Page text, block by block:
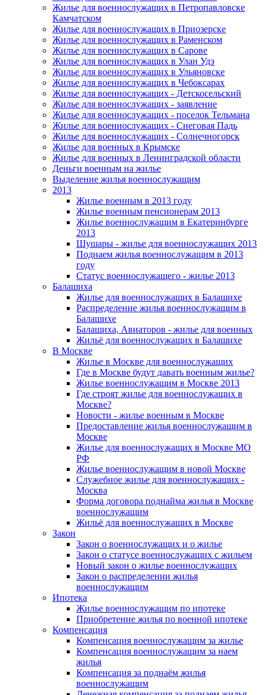
Жилье для военнослужащих в Петропавловске
Камчатском
Жилье для военнослужащих в Приозерске
Жилье для военнослужащих в Раменском
Жилье для военнослужащих в Сарове
Жилье для военнослужащих в Улан Удэ
Жилье для военнослужащих в Ульяновске
Жилье для военнослужащих в Чебоксарах
Жилье для военнослужащих - Детскосельский
Жилье для военнослужащих - заявление
Жилье для военнослужащих - поселок Тельмана
Жилье для военнослужащих - Снеговая Падь
Жилье для военнослужащих - Солнечногорск
Жилье для военных в Крымске
Жилье для военных в Ленинградской области
Деньги военным на жилье
Выделение жилья военнослужащим
2013
Жилье военным в 2013 году
Жилье военным пенсионерам 2013
Жилье военнослужащим в Екатеринбурге
2013
Шушары - жилье для военнослужащих 2013
Поднаем жилья военнослужащим в 2013
году
Статус военнослужащего - жилье 2013
Балашиха
Жилье для военнослужащих в Балашихе
Распределение жилья военнослужащим в
Балашихе
Балашиха, Авиаторов - жилье для военных
Жильё для военнослужащих в Балашихе
В Москве
Жилье в Москве для военнослужащих
Где в Москве будут давать военным жилье?
Жилье военнослужащим в Москве 2013
Где строят жилье для военнослужащих в
Москве?
Новости - жилье военным в Москве
Предоставление жилья военнослужащим в
Москве
Жилье для военнослужащих в Москве МО
РФ
Жилье военнослужащим в новой Москве
Служебное жилье для военнослужащих -
Москва
Форма договора поднайма жилья в Москве
военнослужащим
Жильё для военнослужащих в Москве
Закон
Закон о военнослужащих и о жилье
Закон о статусе военнослужащих с жильем
Новый закон о жилье военнослужащих
Закон о распределении жилья
военнослужащим
Ипотека
Жилье военнослужащим по ипотеке
Приобретение жилья по военной ипотеке
Компенсация
Компенсация военнослужащим за жилье
Компенсация военнослужащим за наем
жилья
Компенсация за поднаём жилья
военнослужащим